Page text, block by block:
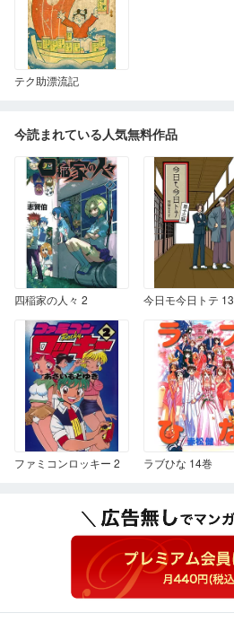
テク助漂流記
今読まれている人気無料作品
四稲家の人々 2 今日モ今日トテ 13
ファミコンロッキー 2 ラブひな 14巻